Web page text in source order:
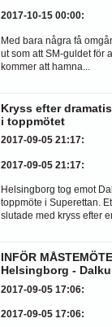
2017-10-15 00:00:
Med bara några få
ut som att SM-guldet för
kommer att hamna...
Kryss efter
i toppmötet
2017-09-05 21:17:
2017-09-05 21:17:
Helsingborg tog emot
toppmöte i Superettan.
slutade med kryss efter
INFÖR
Helsingborg -
2017-09-05 17:06:
2017-09-05 17:06: